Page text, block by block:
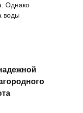
Однако
воды